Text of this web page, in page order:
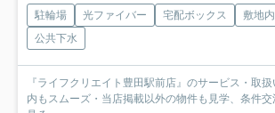
駐輪場 光ファイバー 宅配ボックス
敷地
公共下水
『ライフクリエイト豊田駅前店』のサービス・取
内もスムーズ・当店掲載以外の物件も見学、条件交